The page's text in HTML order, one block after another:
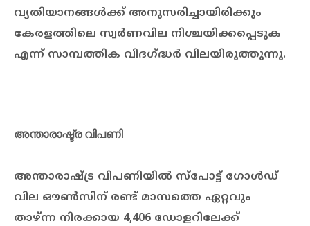
വ്യതിയാനങ്ങൾക്ക് അനുസരിച്ചായിരിക്കും
കേരളത്തിലെ സ്വർണവില നിശ്ചയിക്കപ്പെടുക
എന്ന് സാമ്പത്തിക വിദഗ്ദ്ധർ വിലയിരുത്തുന്നു.
അന്താരാഷ്ട്ര വിപണി
അന്താരാഷ്ട്ര വിപണിയിൽ സ്പോട്ട് ഗോൾഡ്
വില ഔൺസിന് രണ്ട് മാസത്തെ ഏറ്റവും
താഴ്ന്ന നിരക്കായ 4,406 ഡോളറിലേക്ക്